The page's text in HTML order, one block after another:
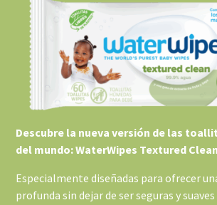
Descubre la nueva versión de las
del mundo: WaterWipes Textured
Especialmente diseñadas para ofrecer
profunda sin dejar de ser seguras y